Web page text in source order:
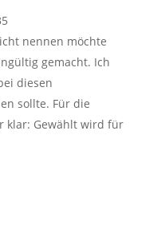
nennen möchte
gemacht. Ich
diesen
sollte. Für die
klar: Gewählt wird für